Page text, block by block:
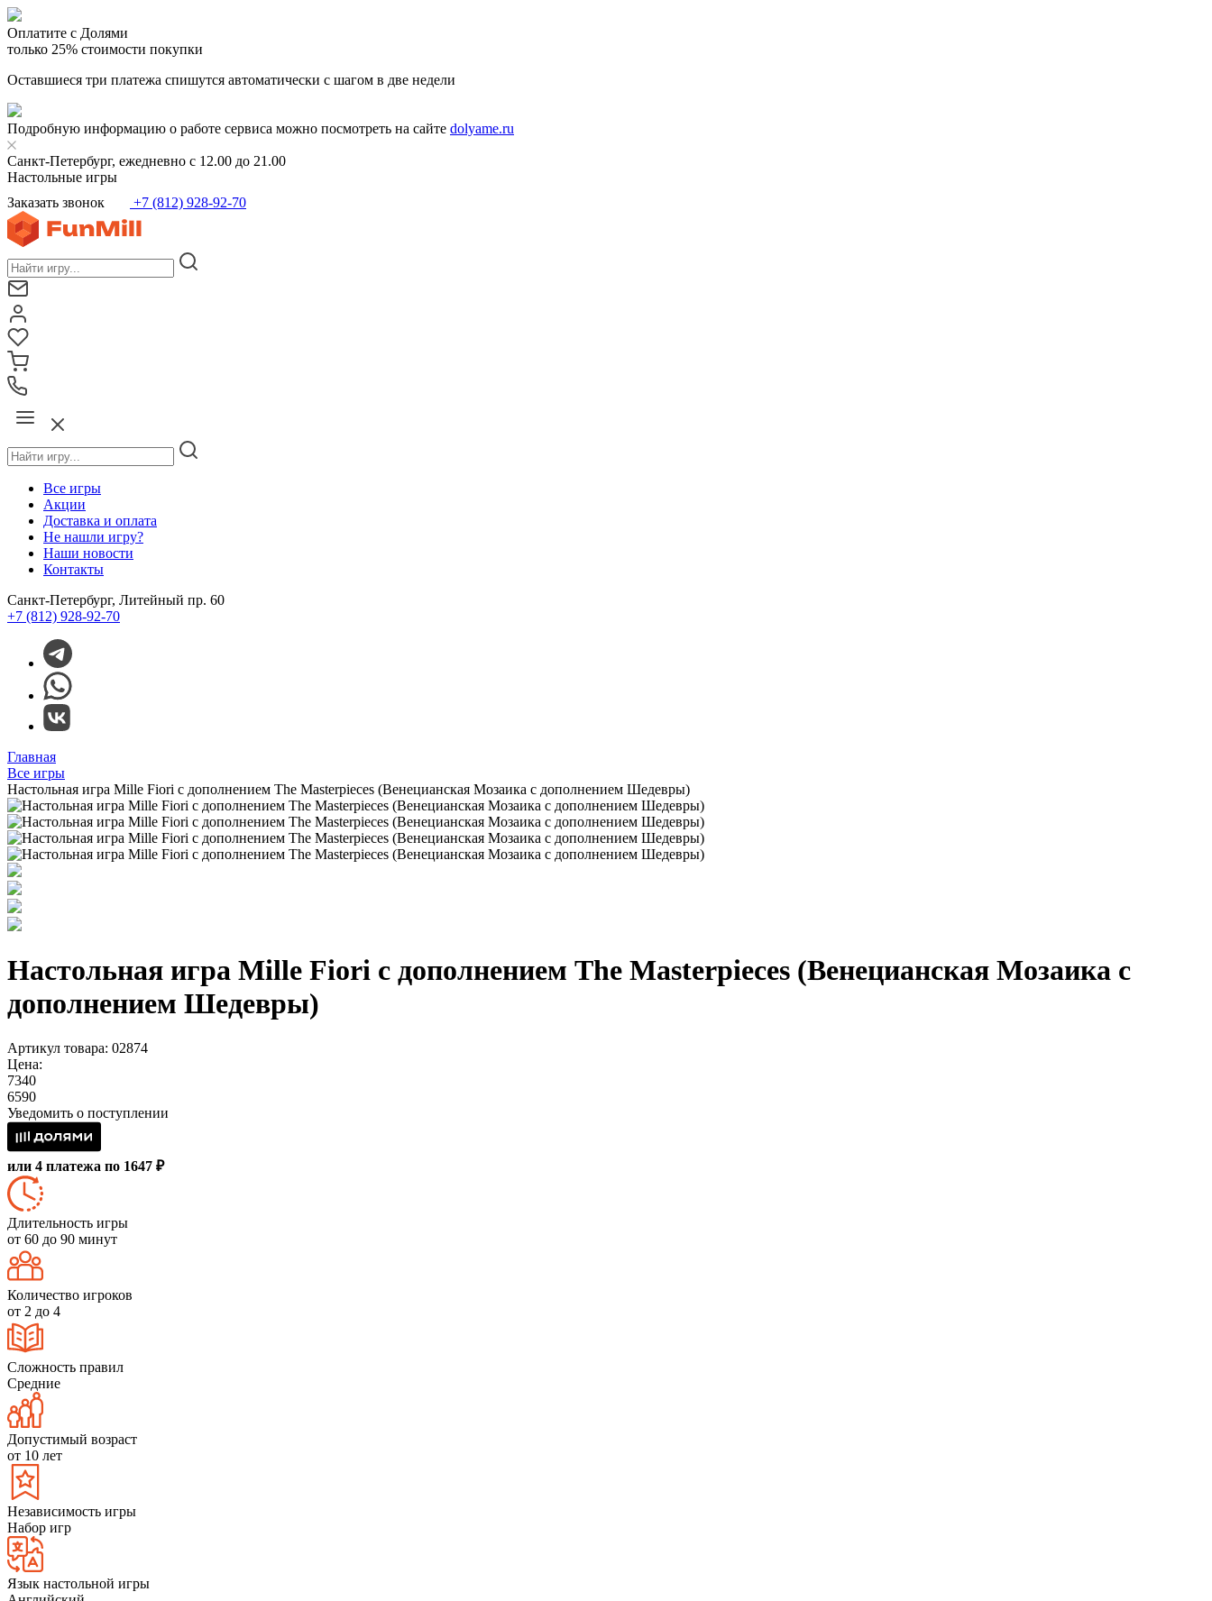
Оплатите с Долями
только 25% стоимости покупки
Оставшиеся три платежа спишутся автоматически с шагом в две недели
Подробную информацию о работе сервиса можно посмотреть на сайте dolyame.ru
Санкт-Петербург, ежедневно с 12.00 до 21.00
Настольные игры
Заказать звонок
+7 (812) 928-92-70
Все игры
Акции
Доставка и оплата
Не нашли игру?
Наши новости
Контакты
Санкт-Петербург, Литейный пр. 60
+7 (812) 928-92-70
Главная
Все игры
Настольная игра Mille Fiori с дополнением The Masterpieces (Венецианская Мозаика с дополнением Шедевры)
Настольная игра Mille Fiori с дополнением The Masterpieces (Венецианская Мозаика с
дополнением Шедевры)
Артикул товара: 02874
Цена:
7340
6590
Уведомить о поступлении
или 4 платежа по 1647 ₽
Длительность игры
от 60 до 90 минут
Количество игроков
от 2 до 4
Сложность правил
Средние
Допустимый возраст
от 10 лет
Независимость игры
Набор игр
Язык настольной игры